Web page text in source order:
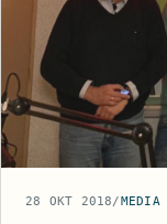
28 OKT 2018/ MEDIA